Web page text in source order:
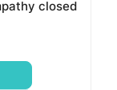
closed